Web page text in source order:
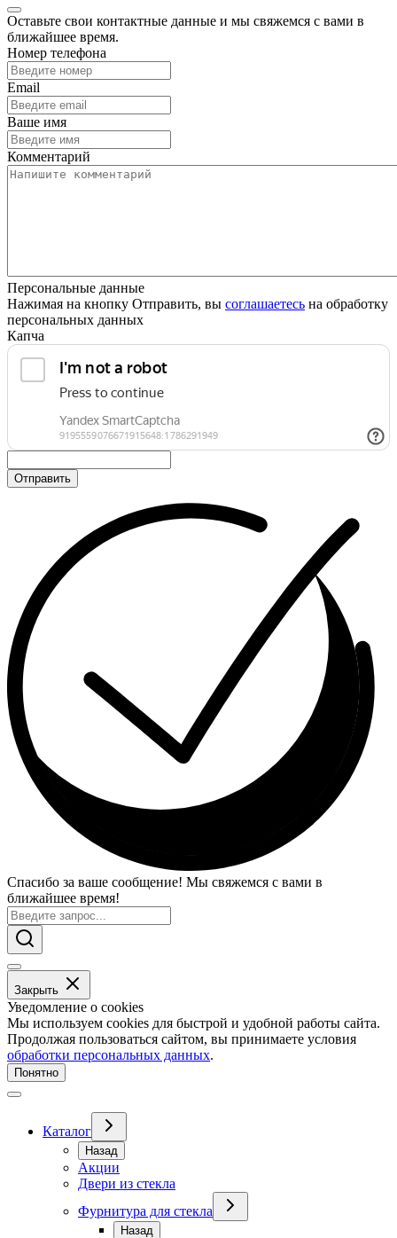
Оставьте свои контактные данные и мы свяжемся с вами в
ближайшее время.
Номер телефона
Email
Ваше имя
Комментарий
Персональные данные
Нажимая на кнопку Отправить, вы соглашаетесь на обработку
персональных данных
Капча
Отправить
Спасибо за ваше сообщение! Мы свяжемся с вами в
ближайшее время!
Закрыть
Уведомление о cookies
Мы используем cookies для быстрой и удобной работы сайта.
Продолжая пользоваться сайтом, вы принимаете условия
обработки персональных данных.
Понятно
Каталог
Назад
Акции
Двери из стекла
Фурнитура для стекла
Назад